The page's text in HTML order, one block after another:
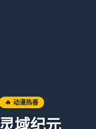
🔥 动漫热番
灵域纪元